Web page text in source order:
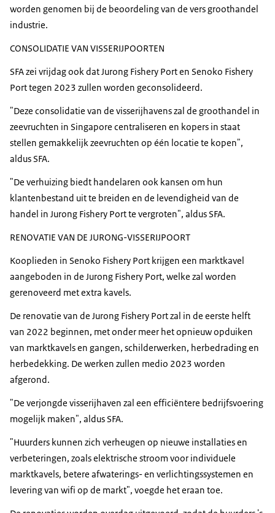
worden genomen bij de beoordeling van de vers groothandel
industrie.
CONSOLIDATIE VAN VISSERIJPOORTEN
SFA zei vrijdag ook dat Jurong Fishery Port en Senoko Fishery
Port tegen 2023 zullen worden geconsolideerd.
"Deze consolidatie van de visserijhavens zal de groothandel in
zeevruchten in Singapore centraliseren en kopers in staat
stellen gemakkelijk zeevruchten op één locatie te kopen",
aldus SFA.
"De verhuizing biedt handelaren ook kansen om hun
klantenbestand uit te breiden en de levendigheid van de
handel in Jurong Fishery Port te vergroten", aldus SFA.
RENOVATIE VAN DE JURONG-VISSERIJPOORT
Kooplieden in Senoko Fishery Port krijgen een marktkavel
aangeboden in de Jurong Fishery Port, welke zal worden
gerenoveerd met extra kavels.
De renovatie van de Jurong Fishery Port zal in de eerste helft
van 2022 beginnen, met onder meer het opnieuw opduiken
van marktkavels en gangen, schilderwerken, herbedrading en
herbedekking. De werken zullen medio 2023 worden
afgerond.
"De verjongde visserijhaven zal een efficiëntere bedrijfsvoering
mogelijk maken", aldus SFA.
"Huurders kunnen zich verheugen op nieuwe installaties en
verbeteringen, zoals elektrische stroom voor individuele
marktkavels, betere afwaterings- en verlichtingssystemen en
levering van wifi op de markt", voegde het eraan toe.